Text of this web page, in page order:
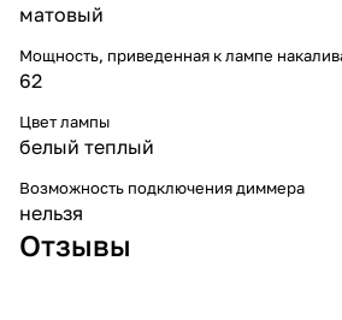
матовый
Мощность, приведенная к лампе
62
Цвет лампы
белый теплый
Возможность подключения диммера
нельзя
Отзывы